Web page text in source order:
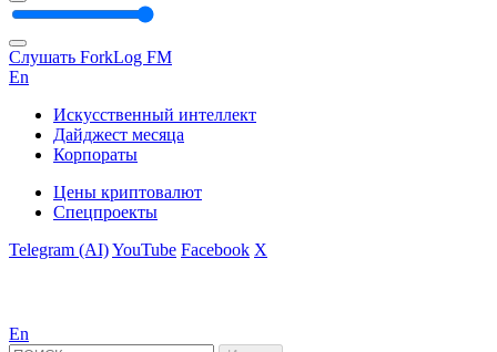
Слушать ForkLog FM
En
Искусственный интеллект
Дайджест месяца
Корпораты
Цены криптовалют
Спецпроекты
Telegram (AI)YouTube Facebook X
En